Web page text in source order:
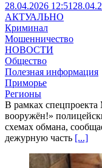
28.04.2026 12:51
АКТУАЛЬНО
Криминал
Мошенничество
НОВОСТИ
Общество
Полезная информация
Приморье
Регионы
В рамках
вооружён!»
схемах обмана,
дежурную часть [...]